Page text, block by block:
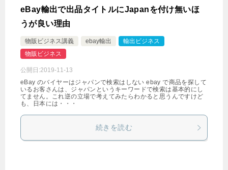
eBay輸出で出品タイトルにJapanを付け無いほ
うが良い理由
物販ビジネス講義 ebay輸出
輸出ビジネス
物販ビジネス
公開日:2019-11-13
eBay のバイヤーはジャパンで検索はしない ebay で商品を探して
いるお客さんは、ジャパンというキーワードで検索は基本的にし
てません。これ逆の立場で考えてみたらわかると思うんですけど
も、日本には・・・
続きを読む